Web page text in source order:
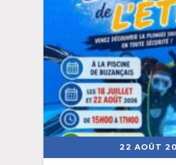
22 AOÛT